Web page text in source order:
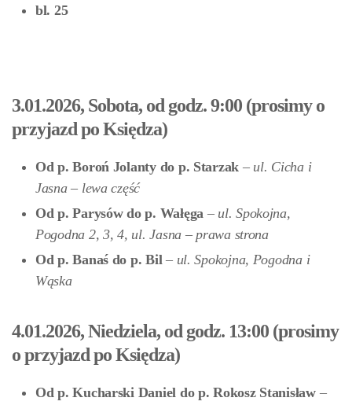
bl. 25
3.01.2026, Sobota, od godz. 9:00 (prosimy o
przyjazd po Księdza)
Od p. Boroń Jolanty do p. Starzak – ul. Cicha i
Jasna – lewa część
Od p. Parysów do p. Wałęga– ul. Spokojna,
Pogodna 2, 3, 4, ul. Jasna –prawa strona
Od p. Banaś do p. Bil– ul. Spokojna, Pogodna i
Wąska
4.01.2026, Niedziela, od godz. 13:00 (prosimy
o przyjazd po Księdza)
Od p. Kucharski Daniel do p. Rokosz Stanisław–